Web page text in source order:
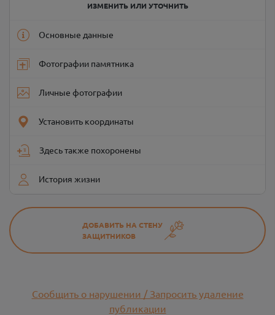
ИЗМЕНИТЬ ИЛИ УТОЧНИТЬ
Основные данные
Фотографии памятника
Личные фотографии
Установить координаты
Здесь также похоронены
История жизни
ДОБАВИТЬ НА СТЕНУ
ЗАЩИТНИКОВ
Сообщить о нарушении / Запросить удаление
публикации